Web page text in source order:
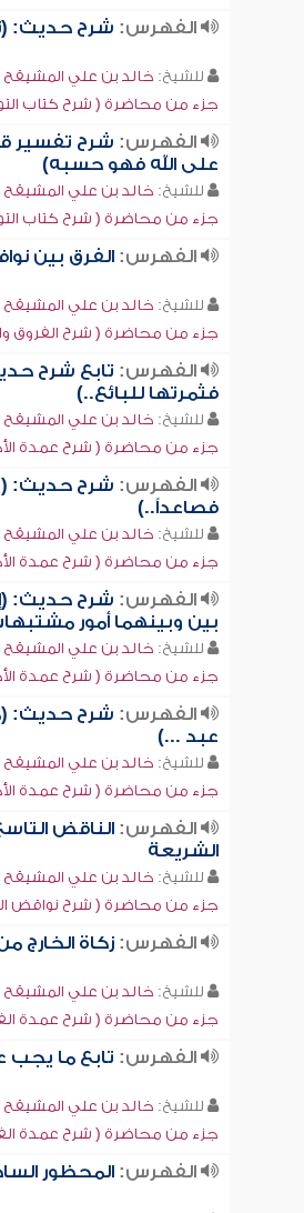
الفهرس: شرح حديث:
للشيخ: خالد بن علي المشيقح
جزء من محاضرة ( شرح كتاب
الفهرس: شرح تفسير
على الله فهو حسبه)
للشيخ: خالد بن علي المشيقح
جزء من محاضرة ( شرح كتاب
الفهرس:الفرق بين
للشيخ: خالد بن علي المشيقح
جزء من محاضرة ( شرح الفروق
الفهرس: تابع شرح
فثمرتها للبائع..)
للشيخ: خالد بن علي المشيقح
جزء من محاضرة ( شرح عمدة
الفهرس: شرح حديث:
فصاعداً..)
للشيخ: خالد بن علي المشيقح
جزء من محاضرة ( شرح عمدة
الفهرس: شرح حديث:
بين وبينهما أمور
للشيخ: خالد بن علي المشيقح
جزء من محاضرة ( شرح عمدة
الفهرس: شرح حديث:
عبد ...)
للشيخ: خالد بن علي المشيقح
جزء من محاضرة ( شرح عمدة
الفهرس:الناقض
الشريعة
للشيخ: خالد بن علي المشيقح
جزء من محاضرة ( شرح نواقض
الفهرس:زكاة الخارج
للشيخ: خالد بن علي المشيقح
جزء من محاضرة ( شرح عمدة
الفهرس: تابع ما
للشيخ: خالد بن علي المشيقح
جزء من محاضرة ( شرح عمدة
الفهرس:المحظور